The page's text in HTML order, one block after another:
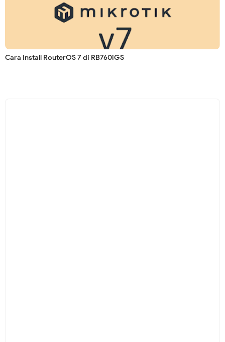
Cara Install RouterOS 7 di RB760iGS